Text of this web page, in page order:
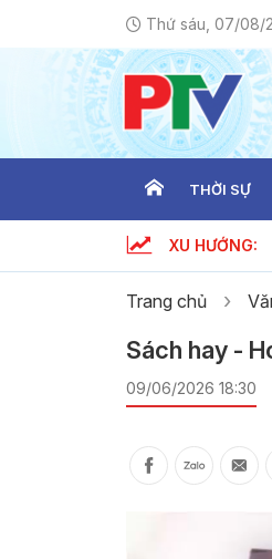
Thứ sáu, 07/08/
THỜI SỰ
XU HƯỚNG:
triển làng nghề truyền thống
Trang chủ
Sách hay -
09/06/2026 18:30